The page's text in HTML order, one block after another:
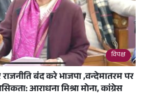
विपक्ष
बंद करे भाजपा ,वन्देमातरम पर
आराधना मिश्रा मोना, कांग्रेस